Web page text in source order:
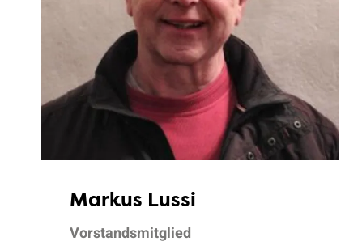
Markus Lussi
Vorstandsmitglied